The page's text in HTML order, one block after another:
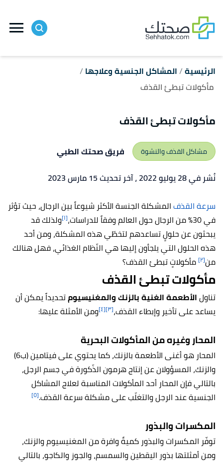
الرئيسية المشاكل الجنسية وعلاجها
مأكولات تبطئ القذف
مأكولات تبطئ القذف
مشاكل القذف والنشوة
فريق صحتك الطبي
نُشر في 28 يوليو 2022
، آخر تحديث 15 مارس 2023
سرعة القذفالمشكلة الجنسة الأكثر شيوعاً بين الرجال، حيث تؤثر
في 30% من الرجال حول العالم وفقاً للدراسات،
[١] ولذلك قد
يبحثون عن حلولٍ تساعدهم لتخطّي هذه المشكلة، ومن أحد
هذه الحلول التي يلجأون إليها هي النّظام الغذائي، فهل هنالك
من[٢] مأكولاتٍ تبطئ القذف؟
مأكولات تبطئ القذف
تناولالأطعمة الغنية بالزنك والمغنيسيومتحديداً يمكن أن
يساعد على تأخير وإبطاء القذف،[٣] [٤] ومن الأمثلة عليها:
المحار وغيره من المأكولات البحرية
المحار هو أغنى الأطعمة بالزنك، كما يحتوي على فيتامين (ب6)
والزنك، المسؤولان عن إنتاج هرمون الذّكورة في جسم الرجل،
بالتالي فإن المحار أحد المأكولات المناسبة لعلاج المشاكل
الجنسية عند الرجل والتغلّب على مشكلة سرعة القذف.[٥]
المكسرات والبذور
توفّر المكسرات والبذور كميةً وافرة من المغنيسيوم والزنك،
ومن أمثلتها بذور اليقطين والسمسم، والجوز والكاجو، بالتالي